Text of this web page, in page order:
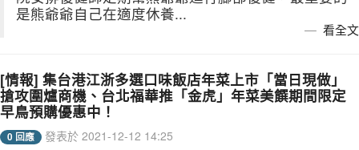
是熊爺爺自己在適度休養...
看全文
[情報] 集台港江浙多選口味飯店年菜上市「當日現做」
搶攻圍爐商機、台北福華推「金虎」年菜美饌期間限定
早鳥預購優惠中！
0 回應 發表於 2021-12-12 14:25